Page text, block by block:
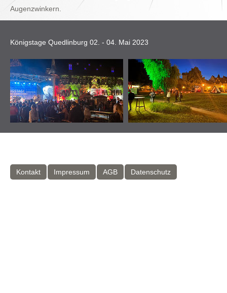
Augenzwinkern.
Königstage Quedlinburg 02. - 04. Mai 2023
Kontakt Impressum AGB Datenschutz